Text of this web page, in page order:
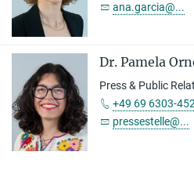
ana.garcia@...
Dr. Pamela
Press & Public
+49 69 6303-
pressestelle@...